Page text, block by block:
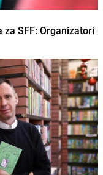
SFF: Organizatori